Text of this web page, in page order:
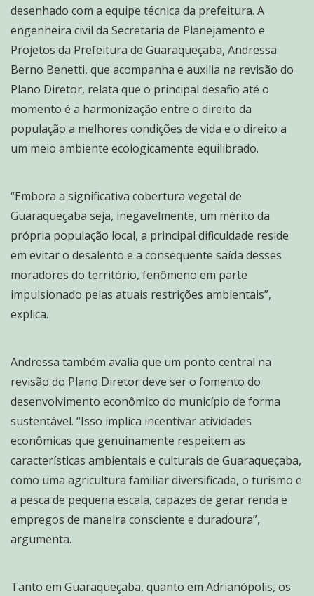
desenhado com a equipe técnica da prefeitura. A
engenheira civil da Secretaria de Planejamento e
Projetos da Prefeitura de Guaraqueçaba, Andressa
Berno Benetti, que acompanha e auxilia na revisão do
Plano Diretor, relata que o principal desafio até o
momento é a harmonização entre o direito da
população a melhores condições de vida e o direito a
um meio ambiente ecologicamente equilibrado.
“Embora a significativa cobertura vegetal de
Guaraqueçaba seja, inegavelmente, um mérito da
própria população local, a principal dificuldade reside
em evitar o desalento e a consequente saída desses
moradores do território, fenômeno em parte
impulsionado pelas atuais restrições ambientais”,
explica.
Andressa também avalia que um ponto central na
revisão do Plano Diretor deve ser o fomento do
desenvolvimento econômico do município de forma
sustentável. “Isso implica incentivar atividades
econômicas que genuinamente respeitem as
características ambientais e culturais de Guaraqueçaba,
como uma agricultura familiar diversificada, o turismo e
a pesca de pequena escala, capazes de gerar renda e
empregos de maneira consciente e duradoura”,
argumenta.
Tanto em Guaraqueçaba, quanto em Adrianópolis, os